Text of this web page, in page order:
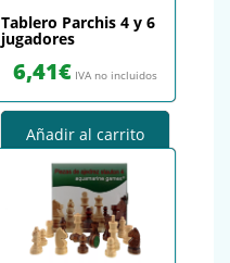
Tablero Parchis 4 y 6
jugadores
6,41€ IVA no incluidos
Añadir al carrito